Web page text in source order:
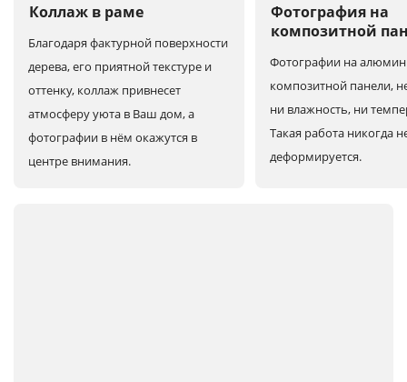
Коллаж в раме
Благодаря фактурной поверхности
дерева, его приятной текстуре и
оттенку, коллаж привнесет
атмосферу уюта в Ваш дом, а
фотографии в нём окажутся в
центре внимания.
Фотография на
композитной
Фотографии на
композитной панели,
ни влажность, ни
Такая работа никогда
деформируется.